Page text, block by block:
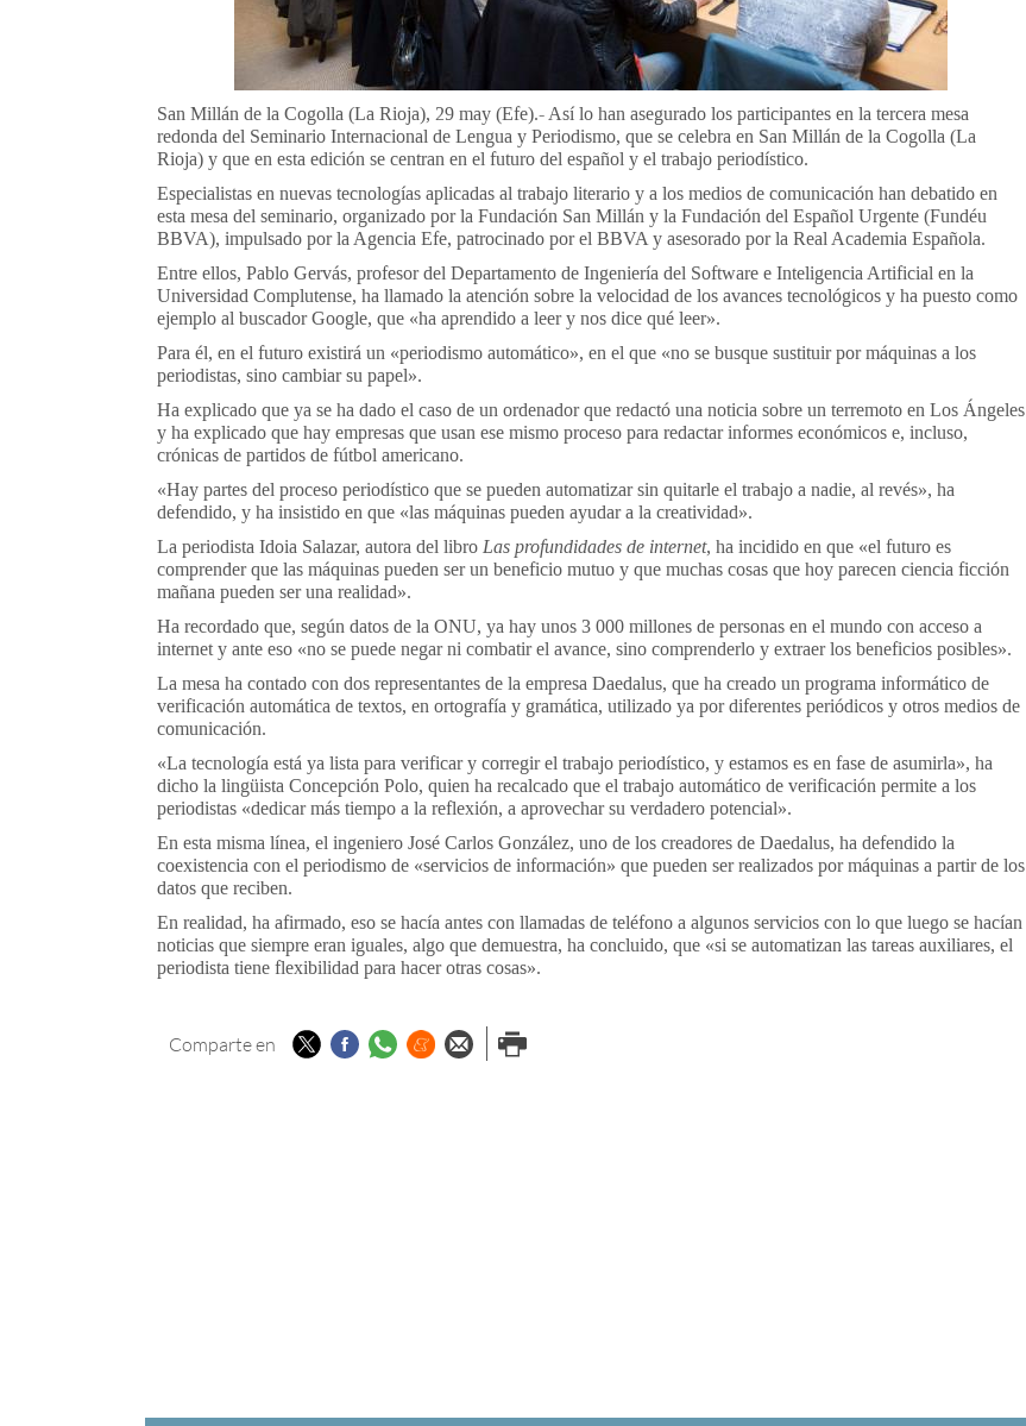
San Millán de la Cogolla (La Rioja), 29 may (Efe).- Así lo han asegurado los participantes en la tercera mesa
redonda del Seminario Internacional de Lengua y Periodismo, que se celebra en San Millán de la Cogolla (La
Rioja) y que en esta edición se centran en el futuro del español y el trabajo periodístico.
Especialistas en nuevas tecnologías aplicadas al trabajo literario y a los medios de comunicación han debatido en
esta mesa del seminario, organizado por la Fundación San Millán y la Fundación del Español Urgente (Fundéu
BBVA), impulsado por la Agencia Efe, patrocinado por el BBVA y asesorado por la Real Academia Española.
Entre ellos, Pablo Gervás, profesor del Departamento de Ingeniería del Software e Inteligencia Artificial en la
Universidad Complutense, ha llamado la atención sobre la velocidad de los avances tecnológicos y ha puesto como
ejemplo al buscador Google, que «ha aprendido a leer y nos dice qué leer».
Para él, en el futuro existirá un «periodismo automático», en el que «no se busque sustituir por máquinas a los
periodistas, sino cambiar su papel».
Ha explicado que ya se ha dado el caso de un ordenador que redactó una noticia sobre un terremoto en Los Ángeles
y ha explicado que hay empresas que usan ese mismo proceso para redactar informes económicos e, incluso,
crónicas de partidos de fútbol americano.
«Hay partes del proceso periodístico que se pueden automatizar sin quitarle el trabajo a nadie, al revés», ha
defendido, y ha insistido en que «las máquinas pueden ayudar a la creatividad».
La periodista Idoia Salazar, autora del libro Las profundidades de internet, ha incidido en que «el futuro es
comprender que las máquinas pueden ser un beneficio mutuo y que muchas cosas que hoy parecen ciencia ficción
mañana pueden ser una realidad».
Ha recordado que, según datos de la ONU, ya hay unos 3 000 millones de personas en el mundo con acceso a
internet y ante eso «no se puede negar ni combatir el avance, sino comprenderlo y extraer los beneficios posibles».
La mesa ha contado con dos representantes de la empresa Daedalus, que ha creado un programa informático de
verificación automática de textos, en ortografía y gramática, utilizado ya por diferentes periódicos y otros medios de
comunicación.
«La tecnología está ya lista para verificar y corregir el trabajo periodístico, y estamos es en fase de asumirla», ha
dicho la lingüista Concepción Polo, quien ha recalcado que el trabajo automático de verificación permite a los
periodistas «dedicar más tiempo a la reflexión, a aprovechar su verdadero potencial».
En esta misma línea, el ingeniero José Carlos González, uno de los creadores de Daedalus, ha defendido la
coexistencia con el periodismo de «servicios de información» que pueden ser realizados por máquinas a partir de los
datos que reciben.
En realidad, ha afirmado, eso se hacía antes con llamadas de teléfono a algunos servicios con lo que luego se hacían
noticias que siempre eran iguales, algo que demuestra, ha concluido, que «si se automatizan las tareas auxiliares, el
periodista tiene flexibilidad para hacer otras cosas».
Comparte en TwitterFacebook
Whatsapp
Menéame
Enviar porImprimir